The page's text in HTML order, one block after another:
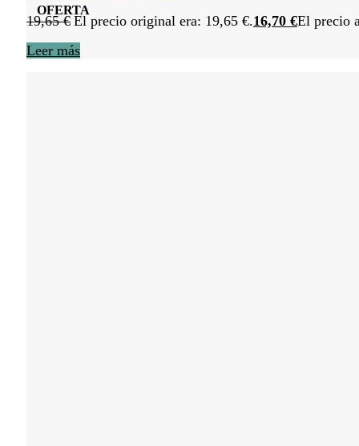
OFERTA
19,65€ El precio original era: 19,65 €.16,70 €El precio
Leer más